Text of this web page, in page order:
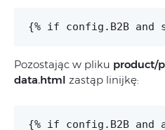
Pozostając w pliku product/
data.html zastąp linijkę: